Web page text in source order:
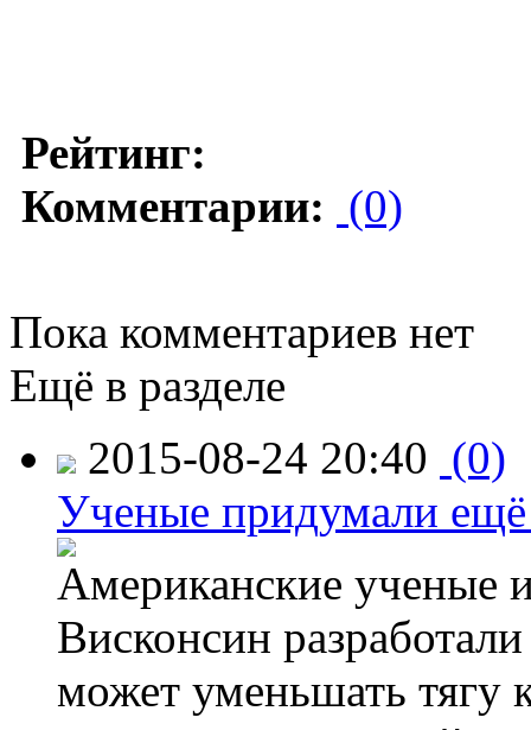
Рейтинг:
Комментарии: (0)
Пока комментариев нет
Ещё в разделе
2015-08-24 20:40 (0)
Ученые придумали ещё
Американские ученые
Висконсин
может уменьшать тягу